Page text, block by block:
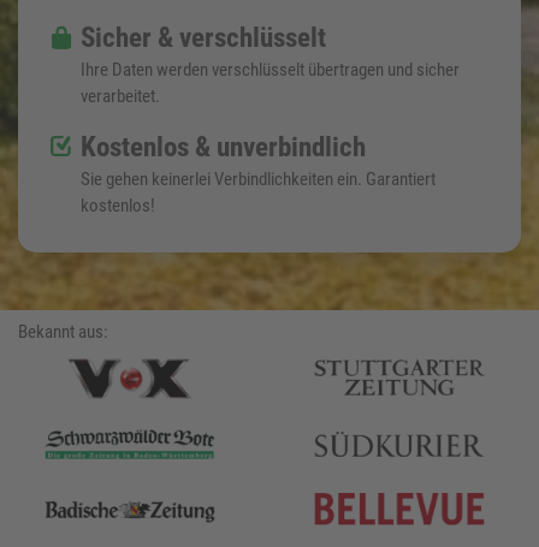
Sicher & verschlüsselt
Ihre Daten werden verschlüsselt übertragen und sicher
verarbeitet.
Kostenlos & unverbindlich
Sie gehen keinerlei Verbindlichkeiten ein. Garantiert
kostenlos!
Bekannt aus: